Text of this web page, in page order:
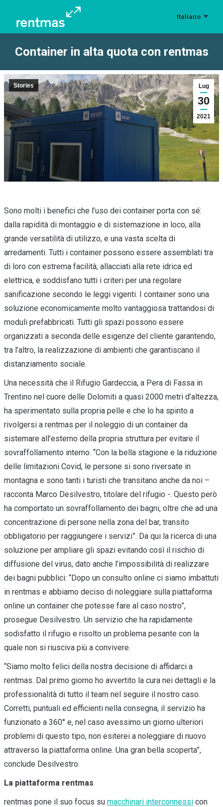
Italiano
Container in alta quota con rentmas
Lug
30
2021
Stories
Sono molti i benefici che l’uso dei container porta con sé:
dalla rapidità di montaggio e di sistemazione in loco, alla
grande versatilità di utilizzo, e una vasta scelta di
arredamenti. Tutti i container possono essere assemblati tra
di loro con estrema facilità, allacciati alla rete idrica ed
elettrica, e soddisfano tutti i criteri per una regolare
sanificazione secondo le leggi vigenti. I container sono una
soluzione economicamente molto vantaggiosa trattandosi di
moduli prefabbricati. Tutti gli spazi possono essere
organizzati a seconda delle esigenze del cliente garantendo,
tra l’altro, la realizzazione di ambienti che garantiscano il
distanziamento sociale.
Una necessità che il Rifugio Gardeccia, a Pera di Fassa in
Trentino nel cuore delle Dolomiti a quasi 2000 metri d’altezza,
ha sperimentato sulla propria pelle e che lo ha spinto a
rivolgersi a rentmas per il noleggio di un container da
sistemare all’esterno della propria struttura per evitare il
sovraffollamento interno. “Con la bella stagione e la riduzione
delle limitazioni Covid, le persone si sono riversate in
montagna e sono tanti i turisti che transitano anche da noi –
racconta Marco Desilvestro, titolare del rifugio -. Questo però
ha comportato un sovraffollamento dei bagni, oltre che ad una
concentrazione di persone nella zona del bar, transito
obbligatorio per raggiungere i servizi”. Da qui la ricerca di una
soluzione per ampliare gli spazi evitando così il rischio di
diffusione del virus, dato anche l’impossibilità di realizzare
dei bagni pubblici: “Dopo un consulto online ci siamo imbattuti
in rentmas e abbiamo deciso di noleggiare sulla piattaforma
online un container che potesse fare al caso nostro”,
prosegue Desilvestro. Un servizio che ha rapidamente
sodisfatto il rifugio e risolto un problema pesante con la
quale non si riusciva più a convivere.
“Siamo molto felici della nostra decisione di affidarci a
rentmas. Dal primo giorno ho avvertito la cura nei dettagli e la
professionalità di tutto il team nel seguire il nostro caso.
Corretti, puntuali ed efficienti nella consegna, il servizio ha
funzionato a 360° e, nel caso avessimo un giorno ulteriori
problemi di questo tipo, non esiterei a noleggiare di nuovo
attraverso la piattaforma online. Una gran bella scoperta”,
conclude Desilvestro.
La piattaforma rentmas
rentmas pone il suo focus su macchinari interconnessi con